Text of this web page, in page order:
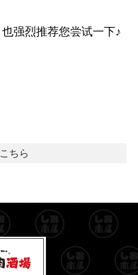
强烈推荐您尝试一下♪
ちら